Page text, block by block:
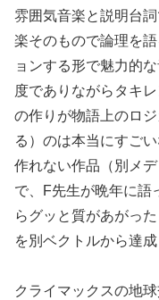
雰囲気音楽と説明台
楽そのもので論理を
ョンする形で魅力的
度でありながらタキ
の作りが物語上のロ
る）のは本当にすご
作れない作品（別メ
で、F先生が晩年に語
らグッと質があがっ
を別ベクトルから達
クライマックスの地